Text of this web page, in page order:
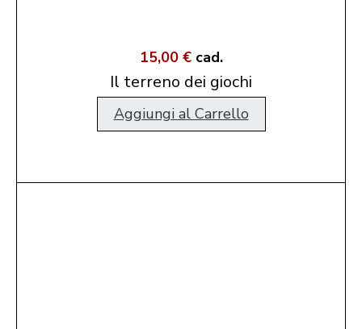
15,00 € cad.
Il terreno dei giochi
Aggiungi al Carrello